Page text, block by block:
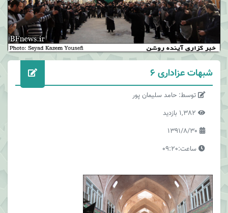
شبهات عزاداری 6
توسط: حامد سلیمان پور
ساعت:09:20